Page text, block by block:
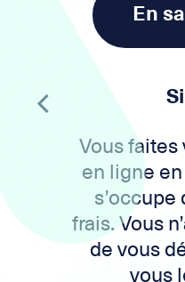
En
Vous
en ligne en
s’occupe
frais. Vous
de vous
vous